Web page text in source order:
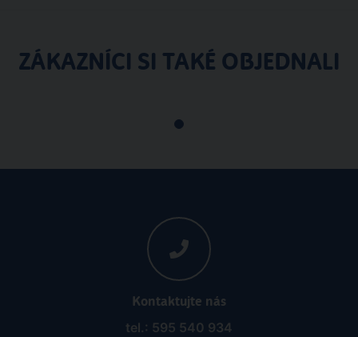
ZÁKAZNÍCI SI TAKÉ OBJEDNALI
Kontaktujte nás
tel.: 595 540 934